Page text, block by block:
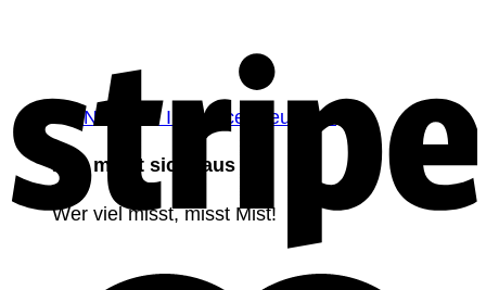
Das misst sich raus
Wer viel misst, misst Mist!